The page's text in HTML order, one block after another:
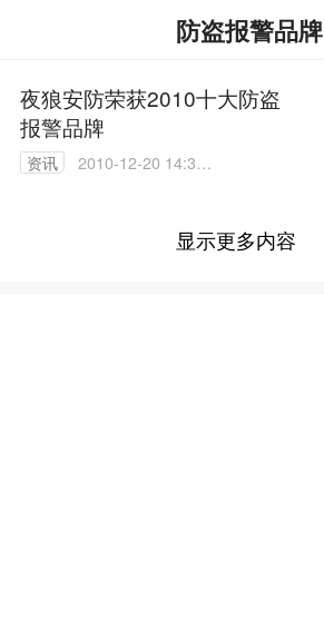
防盗报警品牌
夜狼安防荣获2010十大防盗
报警品牌
资讯
2010-12-20 14:33:
显示更多内容